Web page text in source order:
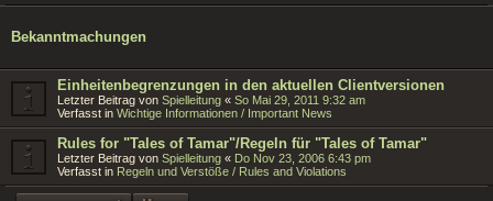
Bekanntmachungen
Einheitenbegrenzungen in den aktuellen Clientversionen
Letzter Beitrag von Spielleitung « So Mai 29, 2011 9:32 am
Verfasst in Wichtige Informationen / Important News
Rules for "Tales of Tamar"/Regeln für "Tales of Tamar"
Letzter Beitrag von Spielleitung « Do Nov 23, 2006 6:43 pm
Verfasst in Regeln und Verstöße / Rules and Violations